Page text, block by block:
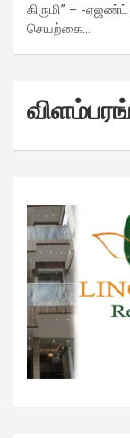
கிருமி” – -
செயற்கை…